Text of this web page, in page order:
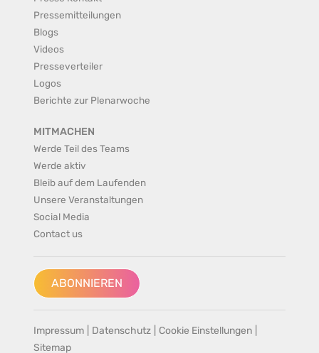
Pressemitteilungen
Blogs
Videos
Presseverteiler
Logos
Berichte zur Plenarwoche
MITMACHEN
Werde Teil des Teams
Werde aktiv
Bleib auf dem Laufenden
Unsere Veranstaltungen
Social Media
Contact us
ABONNIEREN
Impressum Datenschutz Cookie Einstellungen
Sitemap